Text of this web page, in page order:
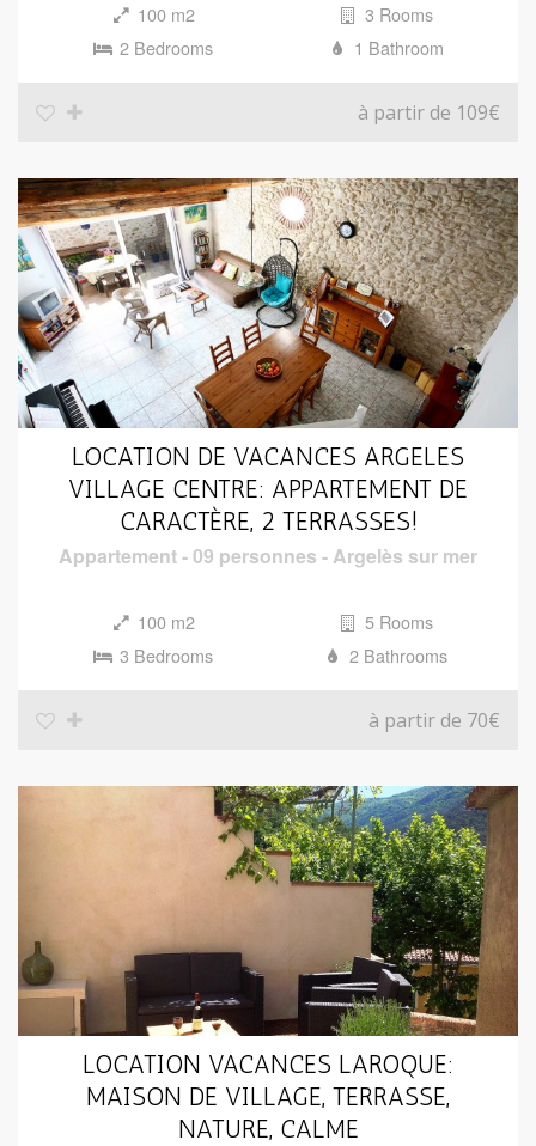
100 m2
3 Rooms
2 Bedrooms
1 Bathroom
à partir de 109€
LOCATION DE VACANCES ARGELES
VILLAGE CENTRE: APPARTEMENT DE
CARACTÈRE, 2 TERRASSES!
Appartement-09 personnes - Argelès sur mer
100 m2
5 Rooms
3 Bedrooms
2 Bathrooms
à partir de 70€
LOCATION VACANCES LAROQUE:
MAISON DE VILLAGE, TERRASSE,
NATURE, CALME